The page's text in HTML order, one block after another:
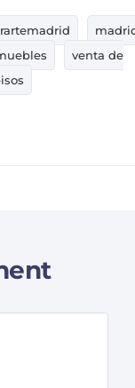
venta de